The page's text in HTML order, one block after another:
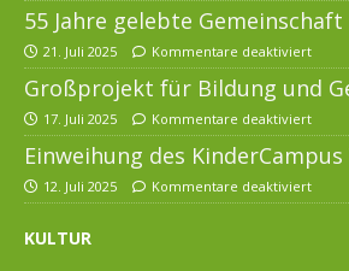
55 Jahre gelebte Gemeinschaft
21. Juli 2025 Kommentare deaktiviert
Großprojekt für Bildung und
17. Juli 2025 Kommentare deaktiviert
Einweihung des
12. Juli 2025 Kommentare deaktiviert
KULTUR